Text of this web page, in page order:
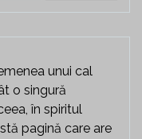
unui cal
o singură
în spiritul
pagină care are